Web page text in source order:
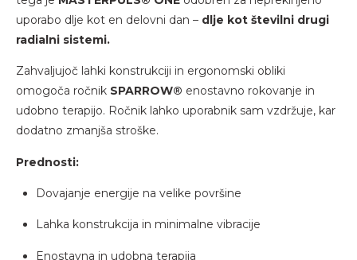
uporabo dlje kot en delovni dan – dlje kot številni drugi
radialni sistemi.
Zahvaljujoč lahki konstrukciji in ergonomski obliki
omogoča ročnik SPARROW® enostavno rokovanje in
udobno terapijo. Ročnik lahko uporabnik sam vzdržuje, kar
dodatno zmanjša stroške.
Prednosti:
Dovajanje energije na velike površine
Lahka konstrukcija in minimalne vibracije
Enostavna in udobna terapija